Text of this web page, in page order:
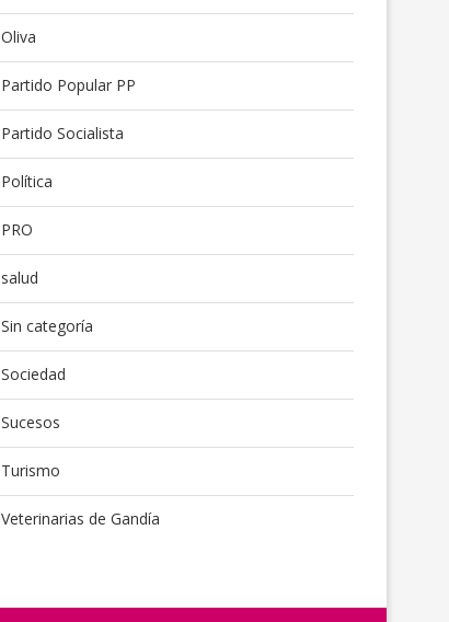
Oliva
Partido Popular PP
Partido Socialista
Política
PRO
salud
Sin categoría
Sociedad
Sucesos
Turismo
Veterinarias de Gandía